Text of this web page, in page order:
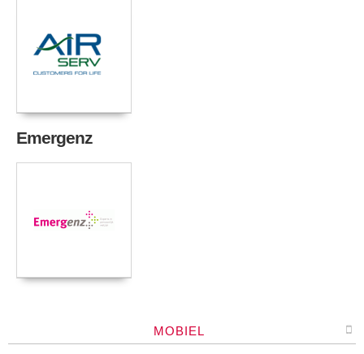
Emergenz
MOBIEL